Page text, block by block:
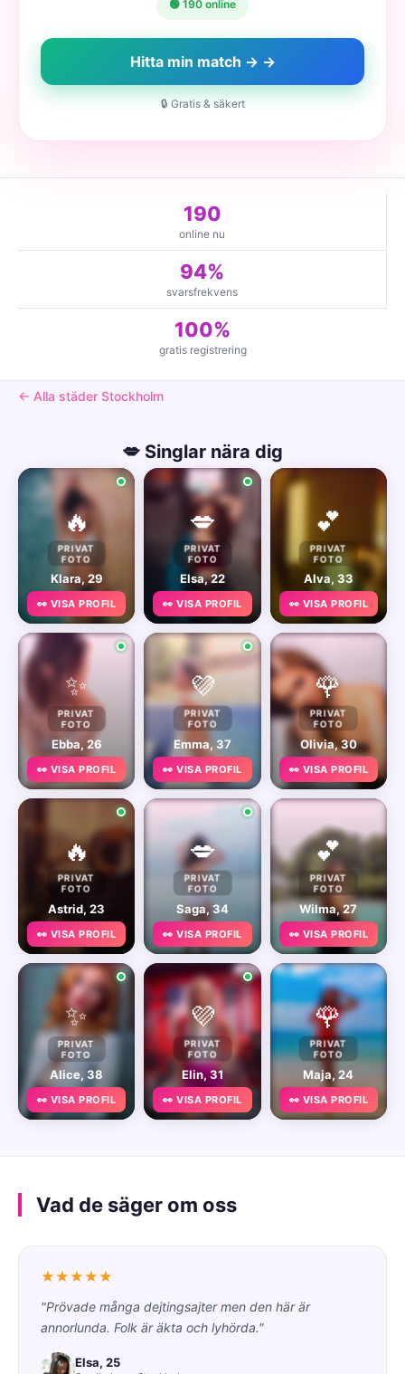
🟢 190 online
Hitta min match → →
🔒 Gratis & säkert
190
online nu
94%
svarsfrekvens
100%
gratis registrering
← Alla städer Stockholm
💋 Singlar nära dig
🔥
PRIVAT
FOTO
Klara, 29
👀 VISA PROFIL
💋
PRIVAT
FOTO
Elsa, 22
👀 VISA PROFIL
💕
PRIVAT
FOTO
Alva, 33
👀 VISA PROFIL
✨
PRIVAT
FOTO
Ebba, 26
👀 VISA PROFIL
💜
PRIVAT
FOTO
Emma, 37
👀 VISA PROFIL
🌹
PRIVAT
FOTO
Olivia, 30
👀 VISA PROFIL
🔥
PRIVAT
FOTO
Astrid, 23
👀 VISA PROFIL
💋
PRIVAT
FOTO
Saga, 34
👀 VISA PROFIL
💕
PRIVAT
FOTO
Wilma, 27
👀 VISA PROFIL
✨
PRIVAT
FOTO
Alice, 38
👀 VISA PROFIL
💜
PRIVAT
FOTO
Elin, 31
👀 VISA PROFIL
🌹
PRIVAT
FOTO
Maja, 24
👀 VISA PROFIL
Vad de säger om oss
★★★★★
"Prövade många dejtingsajter men den här är
annorlunda. Folk är äkta och lyhörda."
Elsa, 25